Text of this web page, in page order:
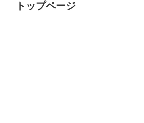
トップページ